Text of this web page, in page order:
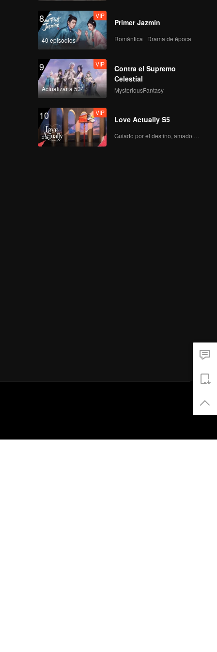
8
40 episodios
VIP
Primer Jazmín
Romántica · Drama de época
9
Actualizar a 534
VIP
Contra el Supremo
Celestial
MysteriousFantasy
10 VIP
Love Actually S5